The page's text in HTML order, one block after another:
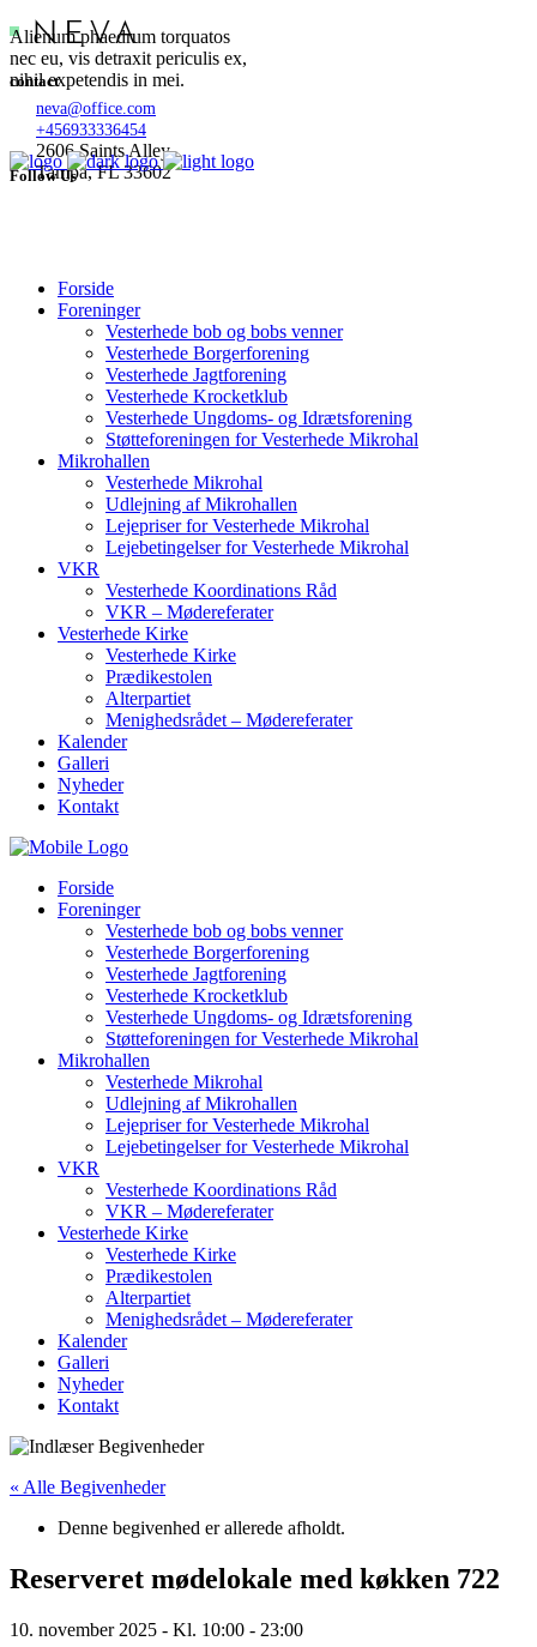
Alienum phaedrum torquatos
nec eu, vis detraxit periculis ex,
nihil expetendis in mei.
contact
neva@office.com
+456933336454
2606 Saints Alley
Tampa, FL 33602
Follow Us
Forside
Foreninger
Vesterhede bob og bobs venner
Vesterhede Borgerforening
Vesterhede Jagtforening
Vesterhede Krocketklub
Vesterhede Ungdoms- og Idrætsforening
Støtteforeningen for Vesterhede Mikrohal
Mikrohallen
Vesterhede Mikrohal
Udlejning af Mikrohallen
Lejepriser for Vesterhede Mikrohal
Lejebetingelser for Vesterhede Mikrohal
VKR
Vesterhede Koordinations Råd
VKR – Mødereferater
Vesterhede Kirke
Vesterhede Kirke
Prædikestolen
Alterpartiet
Menighedsrådet – Mødereferater
Kalender
Galleri
Nyheder
Kontakt
Forside
Foreninger
Vesterhede bob og bobs venner
Vesterhede Borgerforening
Vesterhede Jagtforening
Vesterhede Krocketklub
Vesterhede Ungdoms- og Idrætsforening
Støtteforeningen for Vesterhede Mikrohal
Mikrohallen
Vesterhede Mikrohal
Udlejning af Mikrohallen
Lejepriser for Vesterhede Mikrohal
Lejebetingelser for Vesterhede Mikrohal
VKR
Vesterhede Koordinations Råd
VKR – Mødereferater
Vesterhede Kirke
Vesterhede Kirke
Prædikestolen
Alterpartiet
Menighedsrådet – Mødereferater
Kalender
Galleri
Nyheder
Kontakt
« Alle Begivenheder
Denne begivenhed er allerede afholdt.
Reserveret mødelokale med køkken 722
10. november 2025 - Kl. 10:00 - 23:00